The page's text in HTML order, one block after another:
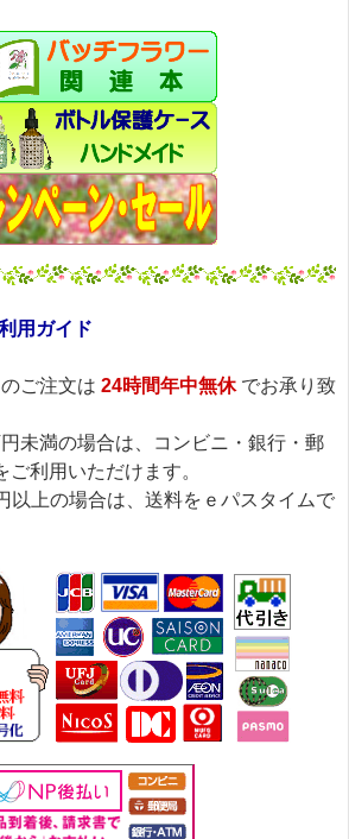
用ガイド
ご注文は 24時間年中無休でお承り致
未満の場合は、コンビニ・銀行・郵
ご利用いただけます。
以上の場合は、送料をｅパスタイムで